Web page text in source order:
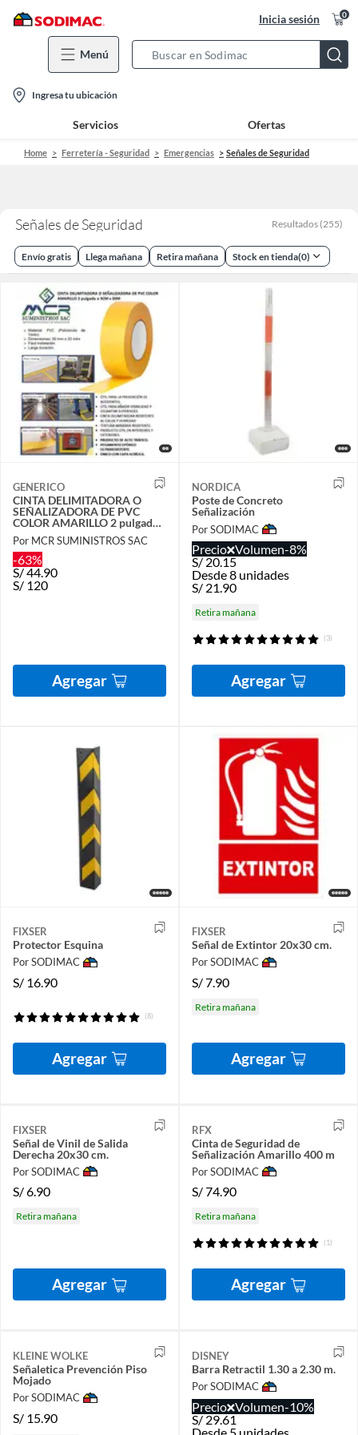
Inicia sesión 0
Menú
Bar
location-
icon
Ingresa tu ubicación
Servicios Ofertas
Home Ferretería - Seguridad Emergencias Señales de Seguridad
Señales de Seguridad Resultados (255)
Envío gratis Llega mañana Retira mañana Stock en tienda(0)
GENERICO
CINTA DELIMITADORA O
SEÑALIZADORA DE PVC
COLOR AMARILLO 2 pulgada
o 5CM x 33M
Por MCR SUMINISTROS SAC
-63%
S/44.90
S/ 120
Agregar
NORDICA
Poste de Concreto
Señalización
Por SODIMAC
Precio Volumen-8%
S/20.15
Desde 8 unidades
S/ 21.90
Retira mañana
(3)
Agregar
FIXSER
Protector Esquina
Por SODIMAC
S/ 16.90
(8)
Agregar
FIXSER
Señal de Extintor 20x30 cm.
Por SODIMAC
S/7.90
Retira mañana
Agregar
FIXSER
Señal de Vinil de Salida
Derecha 20x30 cm.
Por SODIMAC
S/6.90
Retira mañana
Agregar
RFX
Cinta de Seguridad de
Señalización Amarillo 400 m
Por SODIMAC
S/74.90
Retira mañana
(1)
Agregar
KLEINE WOLKE
Señaletica Prevención Piso
Mojado
Por SODIMAC
S/ 15.90
DISNEY
Barra Retractil 1.30 a 2.30 m.
Por SODIMAC
Precio Volumen-10%
S/29.61